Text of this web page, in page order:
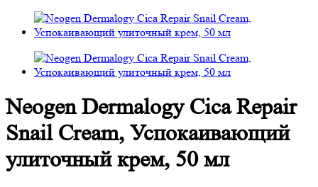
Neogen Dermalogy Cica Repair
Snail Cream, Успокаивающий
улиточный крем, 50 мл